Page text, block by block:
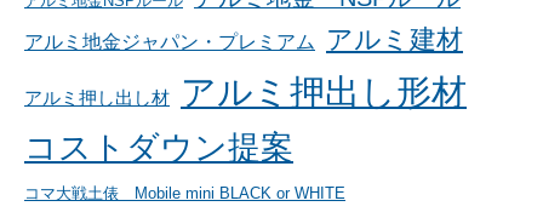
アルミ地金ジャパン・プレミアム アルミ建材
アルミ押し出し材 アルミ押出し形材
コストダウン提案
コマ大戦土俵 Mobile mini BLACK or WHITE